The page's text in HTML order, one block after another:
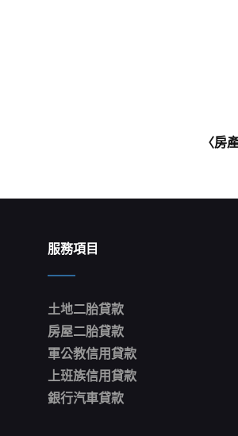
〈房
服務項目
土地二胎貸款
房屋二胎貸款
軍公教信用貸款
上班族信用貸款
銀行汽車貸款